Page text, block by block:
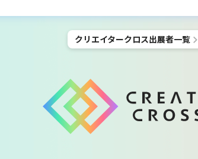
クリエイタークロス出展者一覧